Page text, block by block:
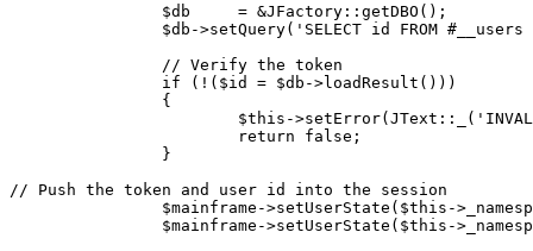
$db     = &JFactory::getDBO();
$db->setQuery('SELECT id FROM #__users
// Verify the token
if (!($id = $db->loadResult()))
{
$this-
return false;
}
// Push the token and user id into the session
$mainframe->setUserState($this-
$mainframe->setUserState($this-